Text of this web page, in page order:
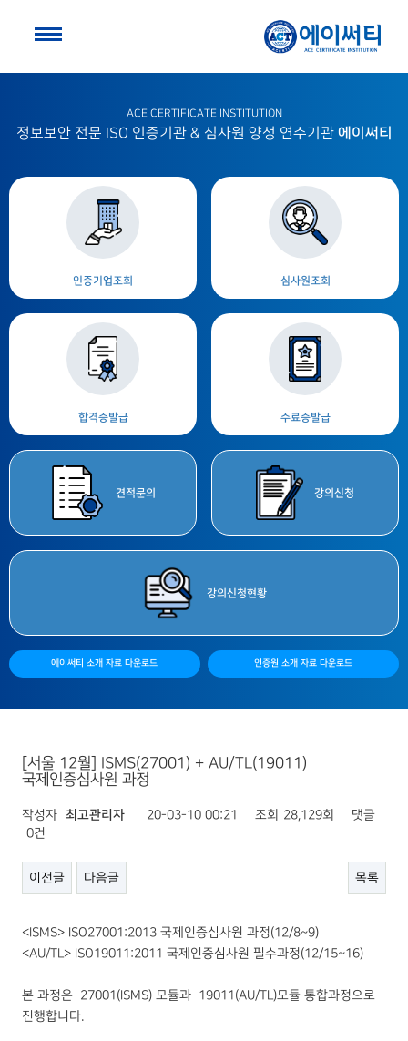
ACE CERTIFICATE INSTITUTION
정보보안 전문 ISO 인증기관 & 심사원 양성 연수기관 에이써티
인증기업조회 심사원조회
합격증발급 수료증발급
견적문의 강의 신청
강의 신청현황
에이써티 소개 자료 다운로드 인증원 소개 자료 다운로드
[서울 12월] ISMS(27001) + AU/TL(19011)
국제인증심사원 과정
작성자 최고관리자 20-03-10 00:21 조회 28,129회
댓글
0건
이전글 다음글 목록
<ISMS> ISO27001:2013 국제인증심사원 과정(12/8~9)
<AU/TL> ISO19011:2011 국제인증심사원 필수과정(12/15~16)
본 과정은 27001(ISMS) 모듈과 19011(AU/TL)모듈 통합과정으로
진행합니다.